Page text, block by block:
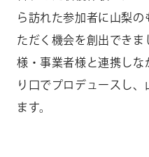
ら訪れた参加者に山梨
ただく機会を創出でき
様・事業者様と連携し
り口でプロデュースし
ます。